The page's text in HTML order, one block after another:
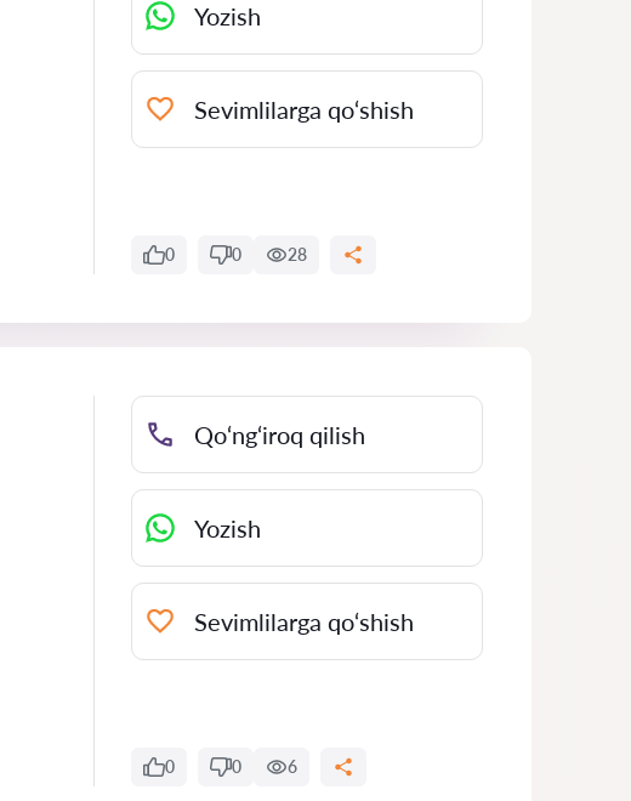
Yozish
Sevimlilarga qo‘shish
0 0 28
Qo‘ng‘iroq qilish
Yozish
Sevimlilarga qo‘shish
0 0 6